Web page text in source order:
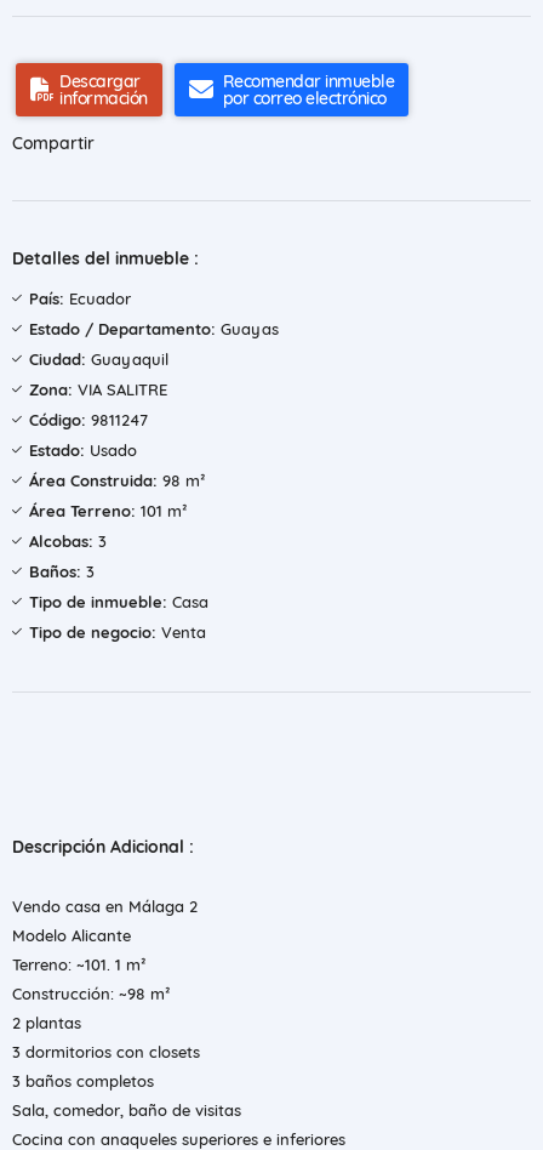
Descargar
información
Recomendar inmueble
por correo electrónico
Compartir
Detalles del inmueble :
País: Ecuador
Estado / Departamento: Guayas
Ciudad: Guayaquil
Zona: VIA SALITRE
Código: 9811247
Estado: Usado
Área Construida: 98 m²
Área Terreno: 101 m²
Alcobas: 3
Baños: 3
Tipo de inmueble: Casa
Tipo de negocio: Venta
Descripción Adicional :
Vendo casa en Málaga 2
Modelo Alicante
Terreno: ~101. 1 m²
Construcción: ~98 m²
2 plantas
3 dormitorios con closets
3 baños completos
Sala, comedor, baño de visitas
Cocina con anaqueles superiores e inferiores